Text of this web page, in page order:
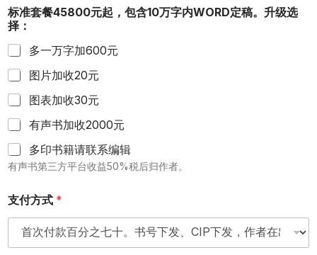
标准套餐45800元起，包含10万字内WORD定稿。升级选
择：
多一万字加600元
图片加收20元
图表加收30元
有声书加收2000元
多印书籍请联系编辑
有声书第三方平台收益50%税后归作者。
支付方式 *